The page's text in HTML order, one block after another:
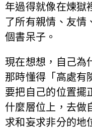
年過得就像在煉獄
了所有親情、友情
個書呆子。
現在想想，自己為
那時懂得「高處有
要把自己的位置擺
什麼層位上，去做
求和妄求非分的地